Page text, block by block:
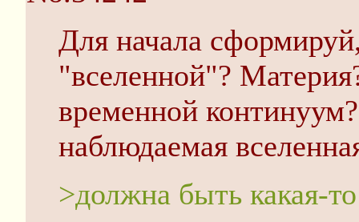
Для начала
"вселенной"?
временной
наблюдаемая
>должна быть какая-